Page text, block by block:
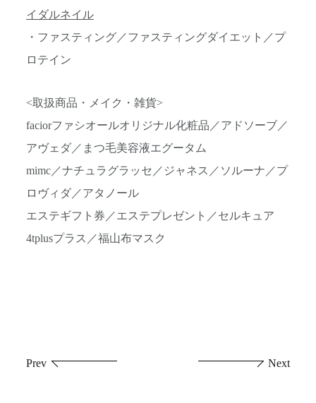
イダルネイル
・ファスティング／ファスティングダイエット／プ
ロテイン
<取扱商品・メイク・雑貨>
faciorファシオールオリジナル化粧品／アドソーブ／
アヴェダ／まつ毛美容液エグータム
mimc／ナチュラグラッセ／ジャネス／ソルーナ／プ
ロヴィダ／アタノール
エステギフト券／エステプレゼント／セルキュア
4tplusプラス／福山布マスク
Prev Next